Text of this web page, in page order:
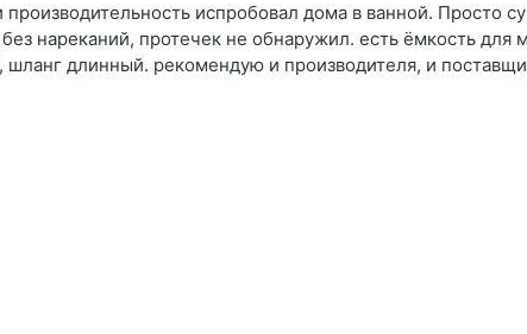
испробовал дома в ванной. Просто
нареканий, протечек не обнаружил. есть ёмкость для
длинный. рекомендую и производителя, и